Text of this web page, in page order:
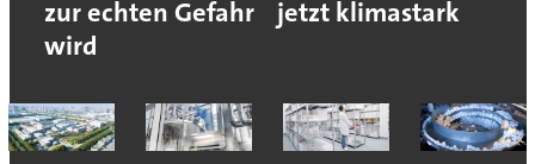
zur echten Gefahr
wird
jetzt klimastark